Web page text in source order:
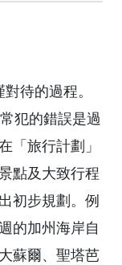
待的過程。
犯的錯誤是過
「旅行計劃」
點及大致行程
初步規劃。例
的加州海岸自
蘇爾、聖塔芭